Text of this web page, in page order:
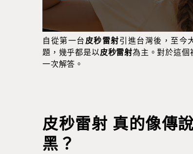
自從第一台皮秒雷射引進台灣後，至今
題，幾乎都是以皮秒雷射為主。對於這個
一次解答。
皮秒雷射 真的像傳
黑？